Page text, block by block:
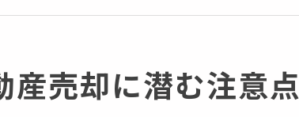
やトラブル例から学ぶ注意点
に与える影響を徹底解説
無が不動産売却価格に与える影響
産売却に潜む注意点